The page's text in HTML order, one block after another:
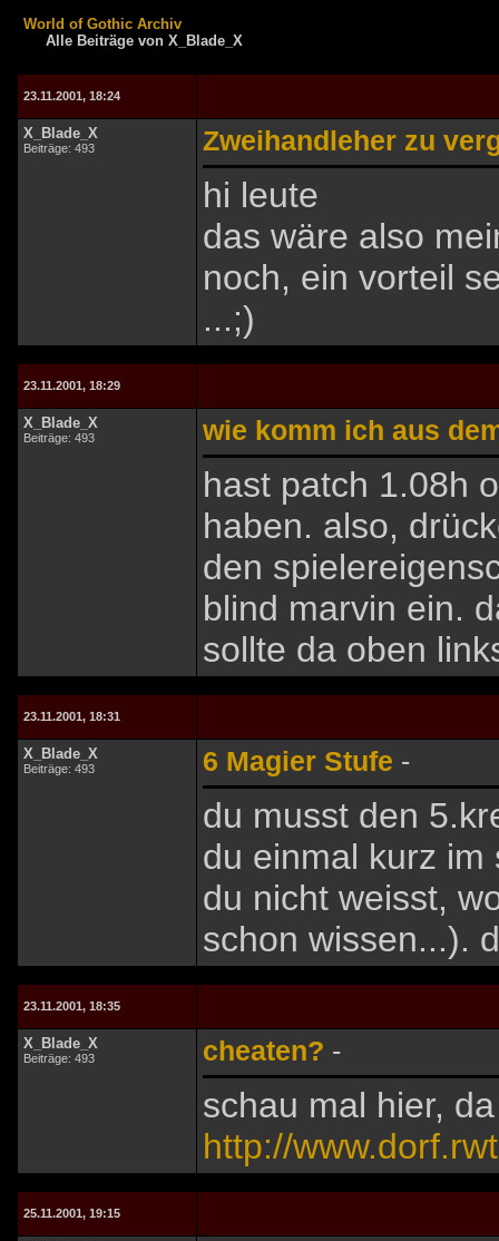
World of Gothic Archiv
Alle Beiträge von X_Blade_X
23.11.2001, 18:24
X_Blade_X
Beiträge: 493 Zweihandleher zu
hi leute
das wäre also
noch, ein vorteil
...;)
23.11.2001, 18:29
X_Blade_X
Beiträge: 493 wie komm ich aus
hast patch 1.08h
haben. also,
den
blind marvin ein.
sollte da oben
23.11.2001, 18:31
X_Blade_X
Beiträge: 493 6 Magier Stufe -
du musst den
du einmal kurz
du nicht weisst,
schon wissen...).
23.11.2001, 18:35
X_Blade_X
Beiträge: 493 cheaten? -
schau mal hier,
http://
25.11.2001, 19:15